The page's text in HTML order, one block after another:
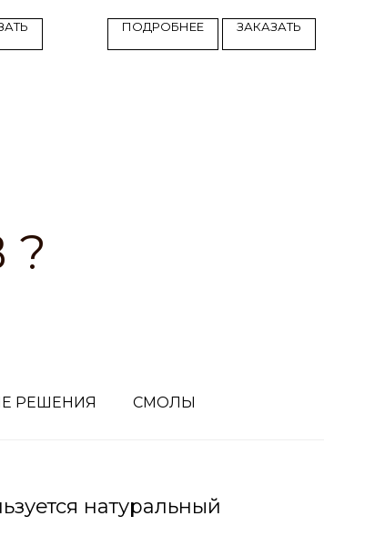
ПОДРОБНЕЕ ЗАКАЗАТЬ
?
РЕШЕНИЯ СМОЛЫ
натуральный